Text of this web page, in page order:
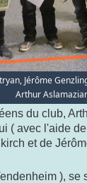
Jérôme
Arthur
du club,
( avec l'aide
et de
), se